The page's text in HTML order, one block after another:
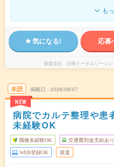
も
気になる! 応募
派遣会社 日研トータルソーシ
未読
NEW
掲載日 2026/08/07
病院でカルテ整理や患
未経験OK
職種未経験OK 交通費別途支給あり
WEB登録OK 派遣